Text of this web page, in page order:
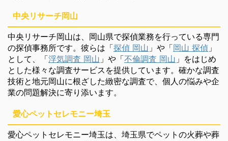
中央リサーチ岡山
中央リサーチ岡山は、岡山県で探偵業務を行っている専門
の探偵事務所です。彼らは「探偵 岡山 」や「岡山 探偵 」
として、「浮気調査 岡山 」や「不倫調査 岡山 」をはじめ
とした様々な調査サービスを提供しています。確かな調査
技術と地元岡山に根ざした緻密な調査で、個人の悩みや企
業の問題解決に寄り添います。
愛心ペットセレモニー埼玉
愛心ペットセレモニー埼玉は、埼玉県でペットの火葬や葬